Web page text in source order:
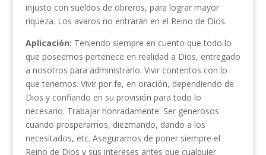
injusto con sueldos de obreros, para lograr mayor
riqueza. Los avaros no entrarán en el Reino de Dios.
Aplicación: Teniendo siempre en cuento que todo lo
que poseemos pertenece en realidad a Dios, entregado
a nosotros para administrarlo. Vivir contentos con lo
que tenemos. Vivir por fe, en oración, dependiendo de
Dios y confiando en su provisión para todo lo
necesario. Trabajar honradamente. Ser generosos
cuando prosperamos, diezmando, dando a los
necesitados, etc. Asegurarnos de poner siempre el
Reino de Dios y sus intereses antes que cualquier